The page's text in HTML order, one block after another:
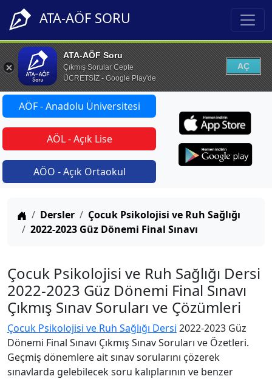
ATA-AÖF SORU
ATA-AÖF Soru
Çıkmış Sorular Cepte
ÜCRETSİZ - Google Play'de
AÇ
AÖF - Anadolu Üniversitesi
AÖL - Açık Lise
AÖO - Açık Ortaokul
Anasayfa
Dersler
Çocuk Psikolojisi ve Ruh Sağlığı
2022-2023 Güz Dönemi Final Sınavı
Çocuk Psikolojisi ve Ruh Sağlığı Dersi
2022-2023 Güz Dönemi Final Sınavı
Çıkmış Sınav Soruları ve Çözümleri
Çocuk Psikolojisi ve Ruh Sağlığı Dersi 2022-2023 Güz
Dönemi Final Sınavı Çıkmış Sınav Soruları ve Özetleri.
Geçmiş dönemlere ait sınav sorularını çözerek
sınavlarda gelebilecek soru kalıplarının ve benzer